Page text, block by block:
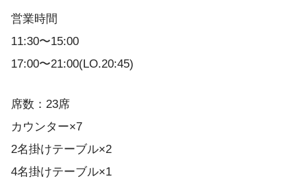
営業時間
11:30〜15:00
17:00〜21:00(LO.20:45)
席数：23席
カウンター×7
2名掛けテーブル×2
4名掛けテーブル×1